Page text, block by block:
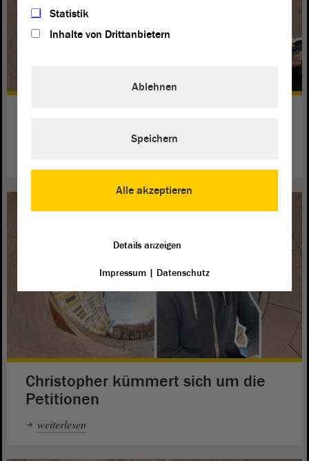
Christopher kümmert sich um die
Petitionen
weiterlesen
Statistik
Inhalte von Drittanbietern
Alle akzeptieren
Ablehnen
Speichern
Details anzeigen
Impressum| Datenschutz